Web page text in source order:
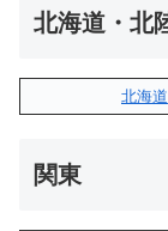
北海道・北
北海道
関東